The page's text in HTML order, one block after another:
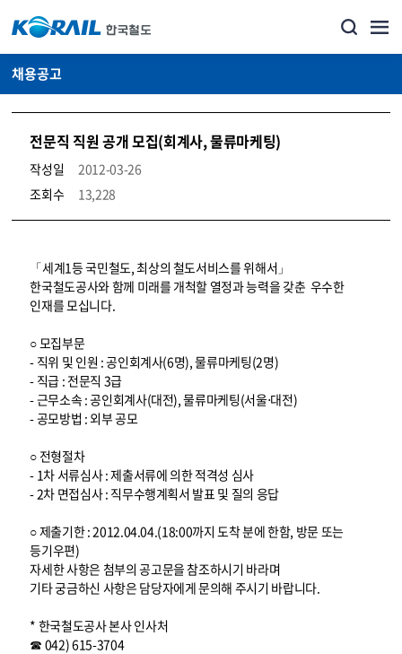
채용공고
전문직 직원 공개 모집(회계사, 물류마케팅)
작성일
2012-03-26
조회수
13,228
코레일소개_경영공시_채용공고 상세보기 – 내용, 파일, 담당자 연락처로 구성
「세계1등 국민철도, 최상의 철도서비스를 위해서」
한국철도공사와 함께 미래를 개척할 열정과 능력을 갖춘 우수한
인재를 모십니다.
○ 모집부문
- 직위 및 인원 : 공인회계사(6명), 물류마케팅(2명)
- 직급 : 전문직 3급
- 근무소속 : 공인회계사(대전), 물류마케팅(서울⋅대전)
- 공모방법 : 외부 공모
○ 전형절차
- 1차 서류심사 : 제출서류에 의한 적격성 심사
- 2차 면접심사 : 직무수행계획서 발표 및 질의 응답
○ 제출기한 : 2012.04.04.(18:00까지 도착 분에 한함, 방문 또는
등기우편)
자세한 사항은 첨부의 공고문을 참조하시기 바라며
기타 궁금하신 사항은 담당자에게 문의해 주시기 바랍니다.
* 한국철도공사 본사 인사처
☎ 042) 615-3704